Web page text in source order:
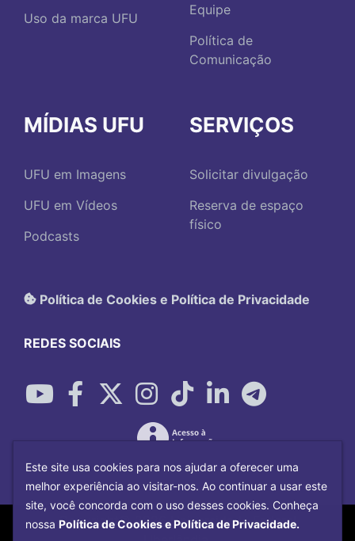
Uso da marca UFU
Equipe
Política de
Comunicação
MÍDIAS UFU
UFU em Imagens
UFU em Vídeos
Podcasts
SERVIÇOS
Solicitar divulgação
Reserva de espaço
físico
Política de Cookies e Política de Privacidade
REDES SOCIAIS
Copyright©2026Universidade Federal
Este site usa cookies para nos ajudar a oferecer uma
melhor experiência ao visitar-nos. Ao continuar a usar este
site, você concorda com o uso desses cookies. Conheça
nossa Política de Cookies e Política de Privacidade.